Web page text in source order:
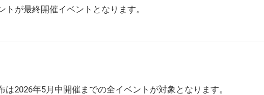
トが最終開催イベントとなります。
2026年5月中開催までの全イベントが対象となります。